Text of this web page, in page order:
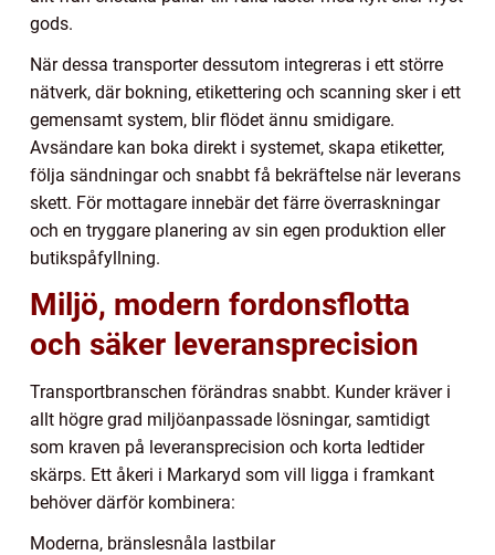
gods.
När dessa transporter dessutom integreras i ett större
nätverk, där bokning, etikettering och scanning sker i ett
gemensamt system, blir flödet ännu smidigare.
Avsändare kan boka direkt i systemet, skapa etiketter,
följa sändningar och snabbt få bekräftelse när leverans
skett. För mottagare innebär det färre överraskningar
och en tryggare planering av sin egen produktion eller
butikspåfyllning.
Miljö, modern fordonsflotta
och säker leveransprecision
Transportbranschen förändras snabbt. Kunder kräver i
allt högre grad miljöanpassade lösningar, samtidigt
som kraven på leveransprecision och korta ledtider
skärps. Ett åkeri i Markaryd som vill ligga i framkant
behöver därför kombinera:
Moderna, bränslesnåla lastbilar